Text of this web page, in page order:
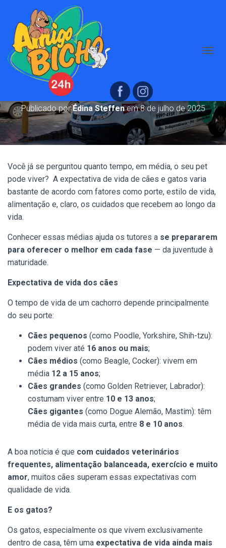
N
A
R
N
A
Ç
Ã
Qual é o tempo médio de vida do
seu pet?
Publicado porÉdina Steffenem8 de julho de 2025
Você já se perguntou quanto tempo, em média, o seu pet
pode viver? A expectativa de vida de cães e gatos varia
bastante de acordo com fatores como porte, estilo de vida,
alimentação e, claro, os cuidados que recebem ao longo da
vida.
Conhecer essas médias ajuda os tutores a se prepararem
para oferecer o melhor em cada fase — da juventude à
maturidade.
Expectativa de vida dos cães
O tempo de vida de um cachorro depende principalmente
do seu porte:
Cães pequenos (como Poodle, Yorkshire, Shih-tzu):
podem viver até 16 anos ou mais;
Cães médios (como Beagle, Cocker): vivem em
média 12 a 15 anos;
Cães grandes (como Golden Retriever, Labrador):
costumam viver entre 10 e 13 anos;
Cães gigantes (como Dogue Alemão, Mastim): têm
média de vida mais curta, entre 8 e 10 anos.
A boa notícia é que com cuidados veterinários
frequentes, alimentação balanceada, exercício e muito
amor, muitos cães superam essas expectativas com
qualidade de vida.
E os gatos?
Os gatos, especialmente os que vivem exclusivamente
dentro de casa, têm uma expectativa de vida ainda mais